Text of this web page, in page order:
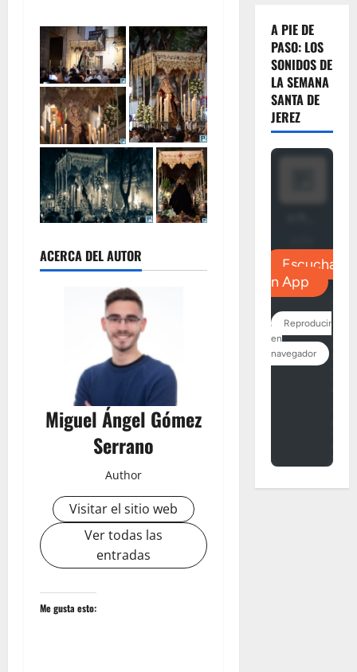
ACERCA DEL AUTOR
Miguel Ángel Gómez
Serrano
Author
Visitar el sitio web
Ver todas las
entradas
Me gusta esto:
A PIE DE
PASO: LOS
SONIDOS DE
LA SEMANA
SANTA DE
JEREZ